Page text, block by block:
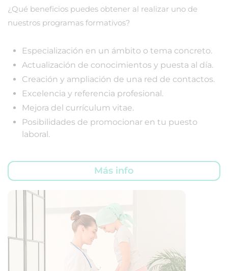
¿Qué beneficios puedes obtener al realizar uno de
nuestros programas formativos?
Especialización en un ámbito o tema concreto.
Actualización de conocimientos y puesta al día.
Creación y ampliación de una red de contactos.
Excelencia y referencia profesional.
Mejora del currículum vitae.
Posibilidades de promocionar en tu puesto
laboral.
Más info